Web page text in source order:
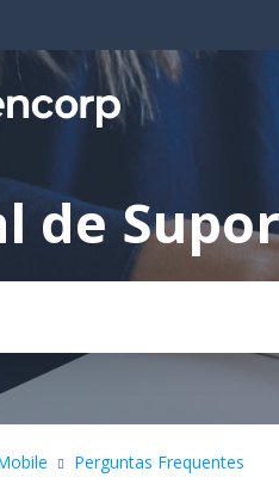
de
Perguntas Frequentes